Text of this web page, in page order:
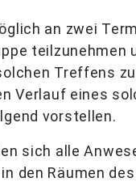
an zwei
teilzunehmen
Treffens
Verlauf eines
vorstellen.
sich alle
den Räumen des